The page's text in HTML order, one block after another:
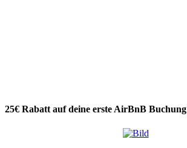
25€ Rabatt auf deine erste AirBnB Buchung